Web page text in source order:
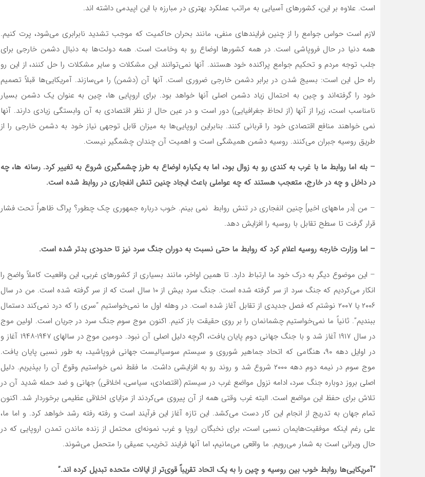
است. علاوه بر این، کشورهای آسیایی به مراتب عملکرد بهتری در مبارزه با این اپیدمی داشته اند.
لازم است حواس جوامع را از چنین فرایند‌های منفی، مانند بحران حاکمیت که موجب تشدید نابرابری می‌شود، پرت کنیم.
همه دنیا در حال فروپاشی است. در همه کشورها اوضاع رو به وخامت است. همه دولت‌ها به دنبال دشمن خارجی برای
جلب توجه مردم و تحکیم جوامع پراکنده خود هستند. آنها نمی‌توانند این مشکلات و سایر مشکلات را حل کنند، از این رو
راه حل این است: بسیج شدن در برابر دشمن خارجی ضروری است. آنها آن (دشمن) را می‌سازند. آمریکایی‌ها قبلاً تصمیم
خود را گرفته‌اند و چین به احتمال زیاد دشمن اصلی آنها خواهد بود. برای اروپایی ها، چین به عنوان یک دشمن بسیار
نامناسب است، زیرا از آنها (از لحاظ جغرافیایی) دور است و در عین حال از نظر اقتصادی به آن وابستگی زیادی دارند. آنها
نمی خواهند منافع اقتصادی خود را قربانی کنند. بنابراین اروپایی‌ها به میزان قابل توجهی نیاز خود به دشمن خارجی را از
طریق روسیه جبران می‌کنند. روسیه دشمن همیشگی است و اهمیت آن چندان چشمگیر نیست.
– بله اما روابط ما با غرب به کندی رو به زوال بود، اما به یکباره اوضاع به طرز چشمگیری شروع به تغییر کرد. رسانه ها، چه
در داخل و چه در خارج، متعجب هستند که چه عواملی باعث ایجاد چنین تنش انفجاری در روابط شده است.
– من [در ماههای اخیر] چنین انفجاری در تنش روابط نمی بینم. خوب درباره جمهوری چک چطور؟ پراگ ظاهراً تحت فشار
قرار گرفت تا سطح تقابل با روسیه را افزایش دهد.
– اما وزارت خارجه روسیه اعلام کرد که روابط ما حتی نسبت به دوران جنگ سرد نیز تا حدودی بدتر شده است.
– این موضوع دیگر به درک خود ما ارتباط دارد. تا همین اواخر، مانند بسیاری از کشورهای غربی، این واقعیت کاملاً واضح را
انکار می‌کردیم که جنگ سرد از سر گرفته شده است. جنگ سرد بیش از ۱۰ سال است که از سر گرفته شده است. من در سال
۲۰۰۶ یا ۲۰۰۷ نوشتم که فصل جدیدی از تقابل آغاز شده است. در وهله اول ما نمی‌خواستیم “سری را که درد نمی‌کند دستمال
ببندیم”. ثانیاً ما نمی‌خواستیم چشمانمان را بر روی حقیقت باز کنیم. اکنون موج سوم جنگ سرد در جریان است. اولین موج
در سال ۱۹۱۷ آغاز شد و با جنگ جهانی دوم پایان یافت، اگرچه دلیل اصلی آن نبود. دومین موج در سالهای ۱۹۴۷-۱۹۴۸ آغاز و
در اوایل دهه ۹۰، هنگامی که اتحاد جماهیر شوروی و سیستم سوسیالیست جهانی فروپاشید، به طور نسبی پایان یافت.
موج سوم در نیمه دوم دهه ۲۰۰۰ شروع شد و روند رو به افزایشی داشت. ما فقط نمی خواستیم وقوع آن را بپذیریم. دلیل
اصلی بروز دوباره جنگ سرد، ادامه نزول مواضع غرب در سیستم (اقتصادی، سیاسی، اخلاقی) جهانی و ضد حمله شدید آن در
تلاش برای حفظ این مواضع است. البته غرب وقتی همه از آن پیروی می‌کردند از مزایای اخلاقی عظیمی برخوردار شد. اکنون
تمام جهان به تدریج از انجام این کار دست می‌کشد. این تازه آغاز این فرآیند است و رفته رفته رشد خواهد کرد. و اما ما،
علی رغم اینکه موفقیت‌هایمان نسبی است، برای نخبگان اروپا و غرب نمونه‌ای محتمل از زنده ماندن تمدن اروپایی که در
حال ویرانی است به شمار می‌رویم. ما واقعی می‌مانیم، اما آنها فرایند تخریب عمیقی را متحمل می‌شوند.
“آمریکایی‌ها روابط خوب بین روسیه و چین را به یک اتحاد تقریباً قوی‌تر از ایالات متحده تبدیل کرده اند.”